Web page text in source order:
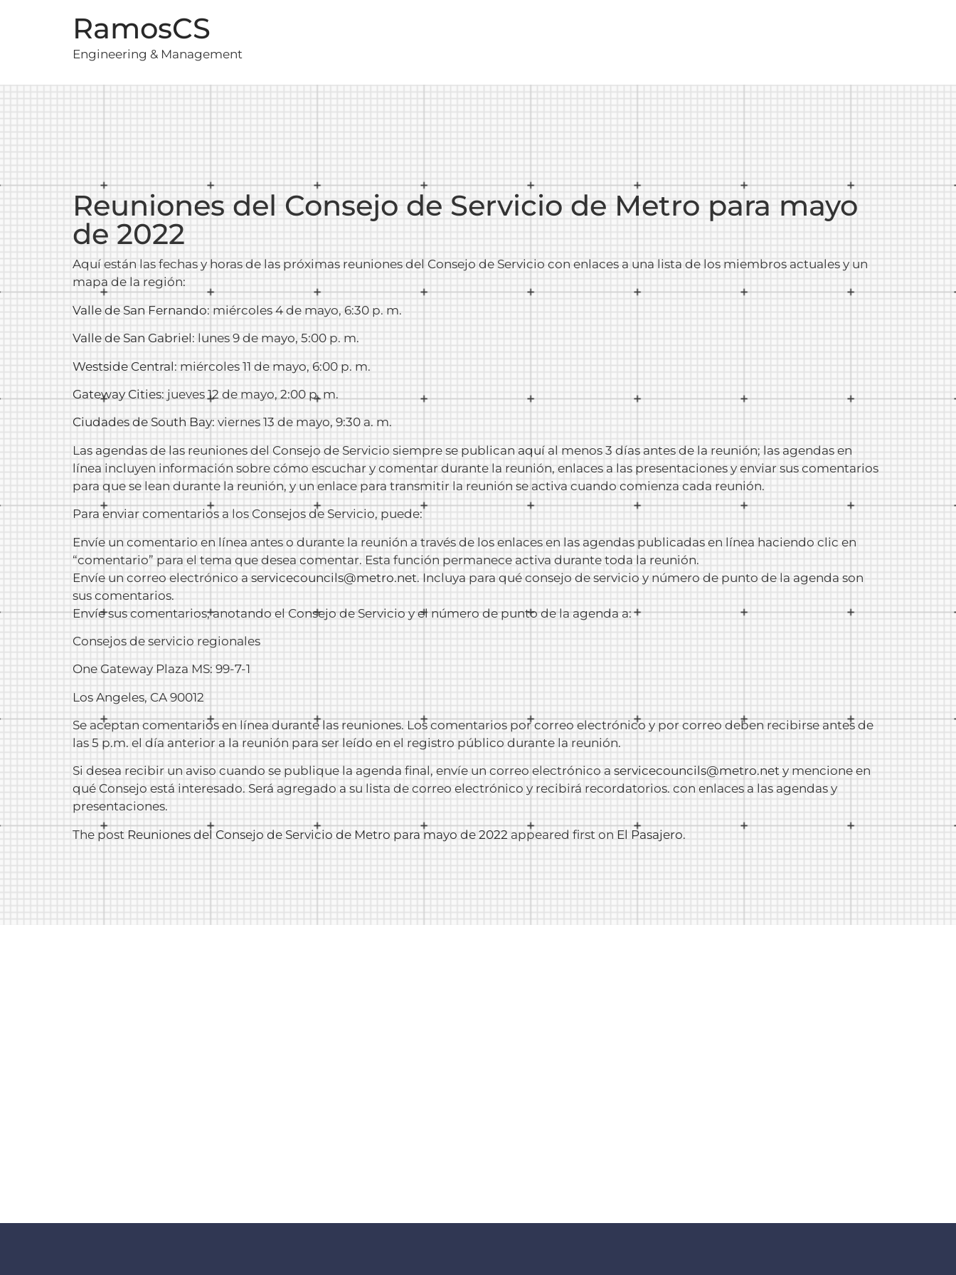
RamosCS
Engineering & Management
Reuniones del Consejo de Servicio de Metro para mayo
de 2022
Aquí están las fechas y horas de las próximas reuniones del Consejo de Servicio con enlaces a una lista de los miembros actuales y un
mapa de la región:
Valle de San Fernando: miércoles 4 de mayo, 6:30 p. m.
Valle de San Gabriel: lunes 9 de mayo, 5:00 p. m.
Westside Central: miércoles 11 de mayo, 6:00 p. m.
Gateway Cities: jueves 12 de mayo, 2:00 p. m.
Ciudades de South Bay: viernes 13 de mayo, 9:30 a. m.
Las agendas de las reuniones del Consejo de Servicio siempre se publican aquí al menos 3 días antes de la reunión; las agendas en
línea incluyen información sobre cómo escuchar y comentar durante la reunión, enlaces a las presentaciones y enviar sus comentarios
para que se lean durante la reunión, y un enlace para transmitir la reunión se activa cuando comienza cada reunión.
Para enviar comentarios a los Consejos de Servicio, puede:
Envíe un comentario en línea antes o durante la reunión a través de los enlaces en las agendas publicadas en línea haciendo clic en
“comentario” para el tema que desea comentar. Esta función permanece activa durante toda la reunión.
Envíe un correo electrónico a servicecouncils@metro.net. Incluya para qué consejo de servicio y número de punto de la agenda son
sus comentarios.
Envíe sus comentarios, anotando el Consejo de Servicio y el número de punto de la agenda a:
Consejos de servicio regionales
One Gateway Plaza MS: 99-7-1
Los Angeles, CA 90012
Se aceptan comentarios en línea durante las reuniones. Los comentarios por correo electrónico y por correo deben recibirse antes de
las 5 p.m. el día anterior a la reunión para ser leído en el registro público durante la reunión.
Si desea recibir un aviso cuando se publique la agenda final, envíe un correo electrónico a servicecouncils@metro.net y mencione en
qué Consejo está interesado. Será agregado a su lista de correo electrónico y recibirá recordatorios. con enlaces a las agendas y
presentaciones.
The post Reuniones del Consejo de Servicio de Metro para mayo de 2022 appeared first on El Pasajero.